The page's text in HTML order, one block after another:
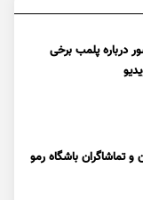
درباره پلمب برخی
و تماشاگران باشگاه رمو